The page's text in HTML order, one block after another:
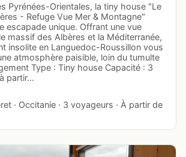
Pyrénées-Orientales, la tiny house "Le
- Refuge Vue Mer & Montagne"
escapade unique. Offrant une vue
massif des Albères et la Méditerranée,
insolite en Languedoc-Roussillon vous
atmosphère paisible, loin du tumulte
Type : Tiny house Capacité : 3
partir…
· Occitanie · 3 voyageurs · À partir de